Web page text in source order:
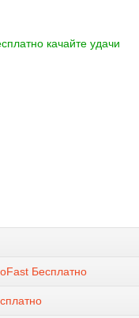
качайте удачи
Бесплатно